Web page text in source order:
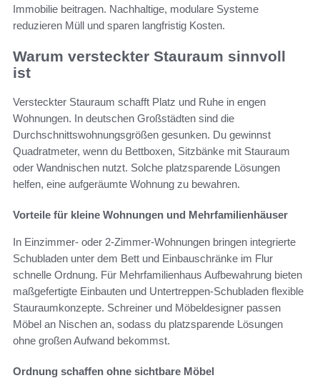
Immobilie beitragen. Nachhaltige, modulare Systeme
reduzieren Müll und sparen langfristig Kosten.
Warum versteckter Stauraum sinnvoll
ist
Versteckter Stauraum schafft Platz und Ruhe in engen
Wohnungen. In deutschen Großstädten sind die
Durchschnittswohnungsgrößen gesunken. Du gewinnst
Quadratmeter, wenn du Bettboxen, Sitzbänke mit Stauraum
oder Wandnischen nutzt. Solche platzsparende Lösungen
helfen, eine aufgeräumte Wohnung zu bewahren.
Vorteile für kleine Wohnungen und Mehrfamilienhäuser
In Einzimmer- oder 2‑Zimmer‑Wohnungen bringen integrierte
Schubladen unter dem Bett und Einbauschränke im Flur
schnelle Ordnung. Für Mehrfamilienhaus Aufbewahrung bieten
maßgefertigte Einbauten und Untertreppen‑Schubladen flexible
Stauraumkonzepte. Schreiner und Möbeldesigner passen
Möbel an Nischen an, sodass du platzsparende Lösungen
ohne großen Aufwand bekommst.
Ordnung schaffen ohne sichtbare Möbel